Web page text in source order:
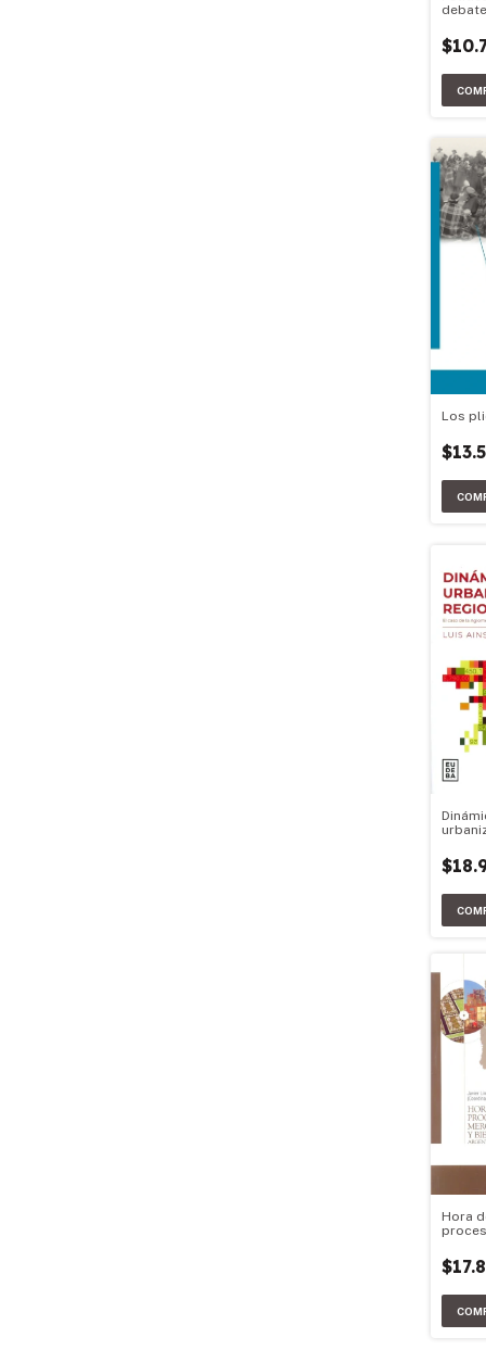
debate
Los
Hora
de